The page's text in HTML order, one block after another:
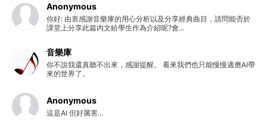
Anonymous
你好: 由衷感謝音樂庫的用心分析以及分享經典曲目，請問能否於
課堂上分享此篇內文給學生作為介紹呢?會...
音樂庫
你不說我還真聽不出來，感謝提醒。 看來我們也只能慢慢適應AI帶
來的世界了。
Anonymous
這是AI 但好厲害...